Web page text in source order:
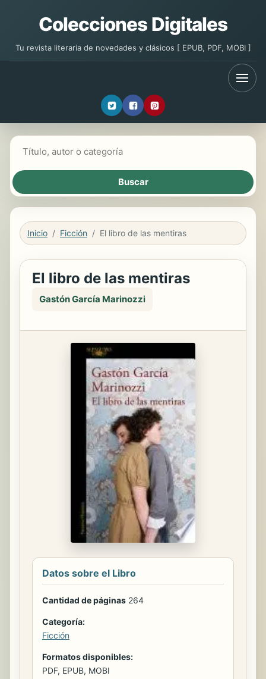
Colecciones Digitales
Tu revista literaria de novedades y clásicos [ EPUB, PDF, MOBI ]
Inicio Ficción El libro de las mentiras
El libro de las mentiras
Gastón García Marinozzi
Datos sobre el Libro
Cantidad de páginas 264
Categoría:
Ficción
Formatos disponibles:
PDF, EPUB, MOBI